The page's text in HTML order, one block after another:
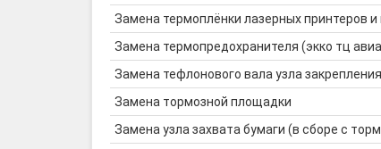
Замена термоплёнки лазерных принтеров
Замена термопредохранителя (экко тц
Замена тефлонового вала узла закрепления
Замена тормозной площадки
Замена узла захвата бумаги (в сборе с